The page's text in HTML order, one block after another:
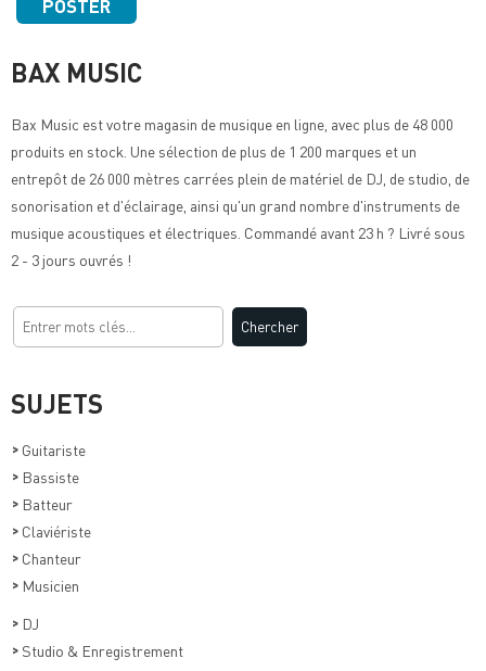
BAX MUSIC
Bax Music est votre magasin de musique en ligne, avec plus de 48 000
produits en stock. Une sélection de plus de 1 200 marques et un
entrepôt de 26 000 mètres carrées plein de matériel de DJ, de studio, de
sonorisation et d'éclairage, ainsi qu'un grand nombre d'instruments de
musique acoustiques et électriques. Commandé avant 23 h ? Livré sous
2 - 3 jours ouvrés !
SUJETS
> Guitariste
> Bassiste
> Batteur
> Claviériste
> Chanteur
> Musicien
> DJ
> Studio & Enregistrement